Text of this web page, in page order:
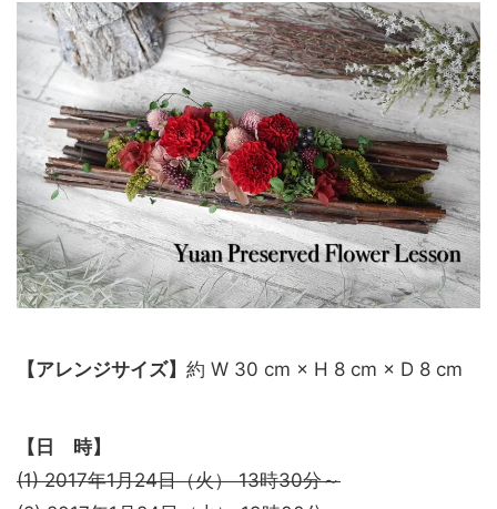
【アレンジサイズ】 約 W 30 cm × H 8 cm × D 8 cm
【日 時】
(1) 2017年1月24日（火） 13時30分～